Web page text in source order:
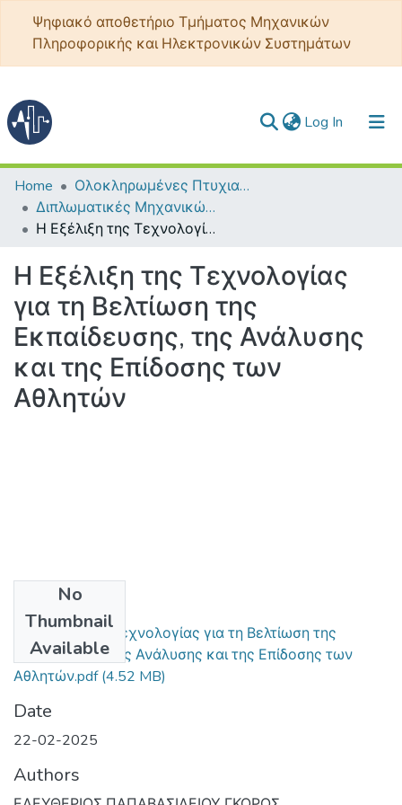
Ψηφιακό αποθετήριο Τμήματος Μηχανικών
Πληροφορικής και Ηλεκτρονικών Συστημάτων
Log In (current)
Communities & Collections
All of DSpace
Home
Ολοκληρωμένες Πτυχιακές - Διπλωματικές
Διπλωματικές Μηχανικών Πληροφορικής και Ηλεκτρονικών Συστημάτων
Η Εξέλιξη της Τεχνολογίας για τη Βελτίωση της Εκπαίδευσης, της Ανάλυσης και της Επίδοσης των Αθλητών
Η Εξέλιξη της Τεχνολογίας
για τη Βελτίωση της
Εκπαίδευσης, της Ανάλυσης
και της Επίδοσης των
Αθλητών
No
Thumbnail
Available
Η Εξέλιξη της Τεχνολογίας για τη Βελτίωση της
Εκπαίδευσης, της Ανάλυσης και της Επίδοσης των
Αθλητών.pdf(4.52 MB)
Date
22-02-2025
Authors